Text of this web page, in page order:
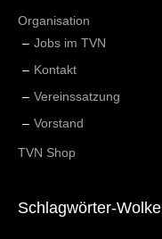
Organisation
Jobs im TVN
Kontakt
Vereinssatzung
Vorstand
TVN Shop
Schlagwörter-Wolke